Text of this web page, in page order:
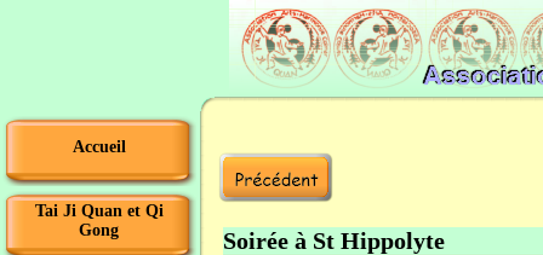
Accueil
Tai Ji Quan et Qi
Gong
Soirée à St Hippolyte